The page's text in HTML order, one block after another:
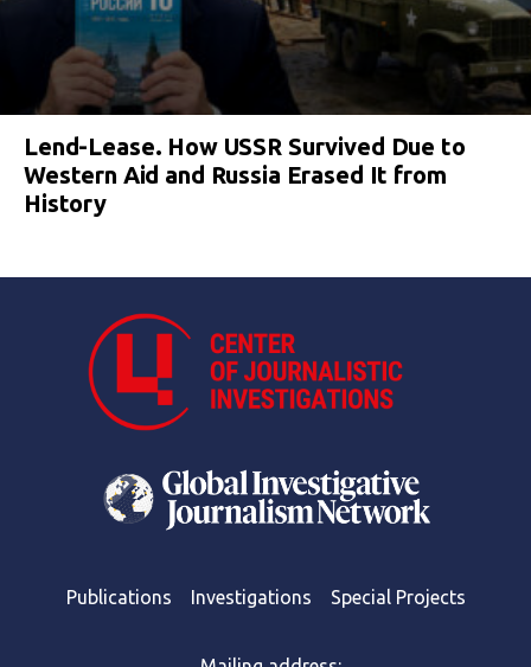
Lend-Lease. How USSR Survived Due to
Western Aid and Russia Erased It from
History
Publications Investigations Special Projects